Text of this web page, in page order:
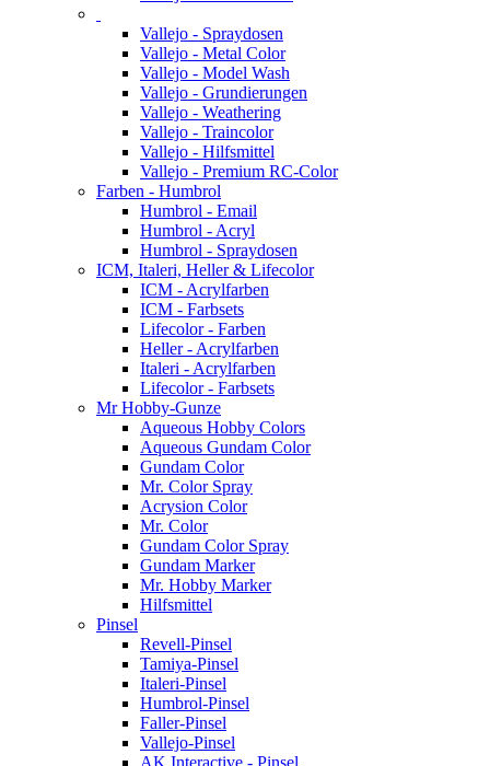
Vallejo - Spraydosen
Vallejo - Metal Color
Vallejo - Model Wash
Vallejo - Grundierungen
Vallejo - Weathering
Vallejo - Traincolor
Vallejo - Hilfsmittel
Vallejo - Premium RC-Color
Farben - Humbrol
Humbrol - Email
Humbrol - Acryl
Humbrol - Spraydosen
ICM, Italeri, Heller & Lifecolor
ICM - Acrylfarben
ICM - Farbsets
Lifecolor - Farben
Heller - Acrylfarben
Italeri - Acrylfarben
Lifecolor - Farbsets
Mr Hobby-Gunze
Aqueous Hobby Colors
Aqueous Gundam Color
Gundam Color
Mr. Color Spray
Acrysion Color
Mr. Color
Gundam Color Spray
Gundam Marker
Mr. Hobby Marker
Hilfsmittel
Pinsel
Revell-Pinsel
Tamiya-Pinsel
Italeri-Pinsel
Humbrol-Pinsel
Faller-Pinsel
Vallejo-Pinsel
AK Interactive - Pinsel